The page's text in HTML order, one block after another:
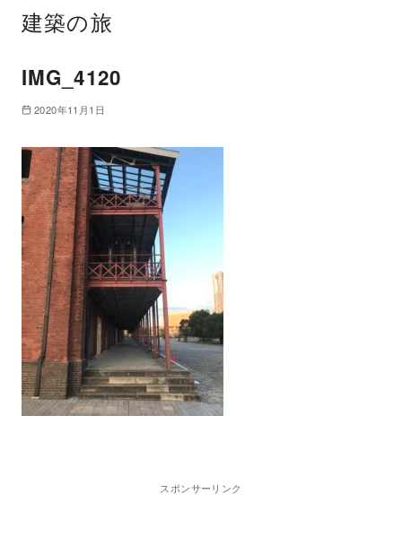
建築の旅
IMG_4120
2020年11月1日
スポンサーリンク